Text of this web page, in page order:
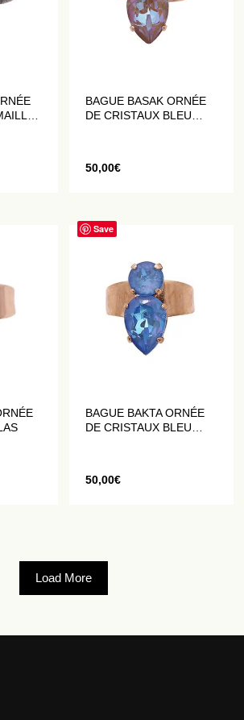
BAGUE BASAK ORNÉE
DE CRISTAUX BLEU
50,00€
Save
BAGUE BAKTA ORNÉE
DE CRISTAUX BLEU
50,00€
Load More